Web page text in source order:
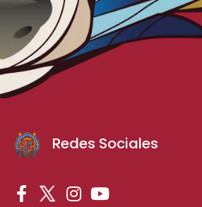
Redes Sociales